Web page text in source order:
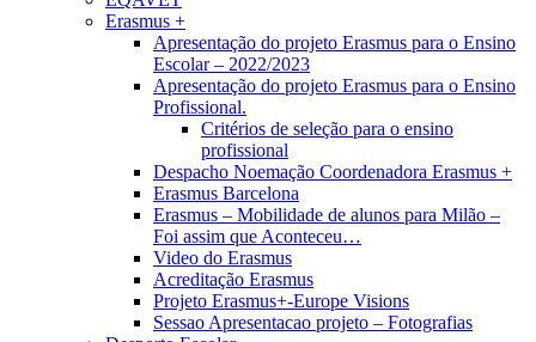
Erasmus +
Apresentação do projeto Erasmus para o Ensino
Escolar – 2022/2023
Apresentação do projeto Erasmus para o Ensino
Profissional.
Critérios de seleção para o ensino
profissional
Despacho Noemação Coordenadora Erasmus +
Erasmus Barcelona
Erasmus – Mobilidade de alunos para Milão –
Foi assim que Aconteceu…
Video do Erasmus
Acreditação Erasmus
Projeto Erasmus+-Europe Visions
Sessao Apresentacao projeto – Fotografias